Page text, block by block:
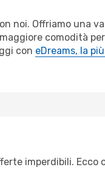
noi. Offriamo una
comodità
con eDreams, la
imperdibili.